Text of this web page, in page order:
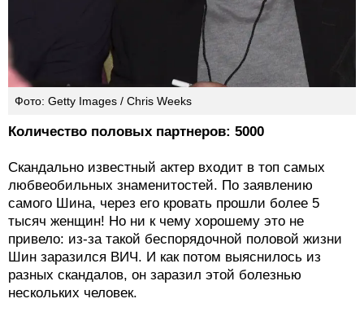
Фото: Getty Images / Chris Weeks
Количество половых партнеров: 5000
Скандально известный актер входит в топ самых
любвеобильных знаменитостей. По заявлению
самого Шина, через его кровать прошли более 5
тысяч женщин! Но ни к чему хорошему это не
привело: из-за такой беспорядочной половой жизни
Шин заразился ВИЧ. И как потом выяснилось из
разных скандалов, он заразил этой болезнью
нескольких человек.